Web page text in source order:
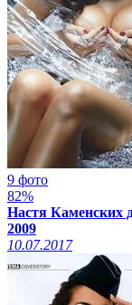
9 фото
82%
Настя Каменских
2009
10.07.2017